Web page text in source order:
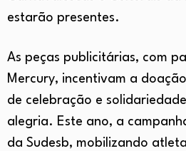
estarão presentes.
As peças publicitárias, com
Mercury, incentivam a
de celebração e
alegria. Este ano, a
da Sudesb, mobilizando